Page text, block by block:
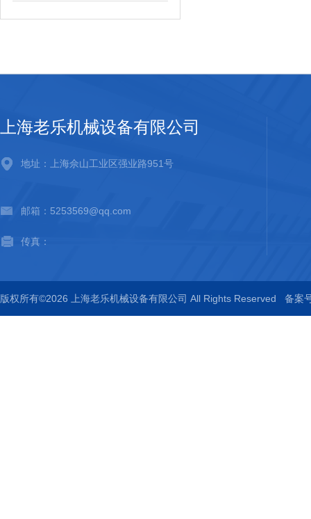
上海老乐机械设备有限公司
地址：上海佘山工业区强业路951号
邮箱：5253569@qq.com
传真：
版权所有©2026 上海老乐机械设备有限公司 All Rights Reserved 备案